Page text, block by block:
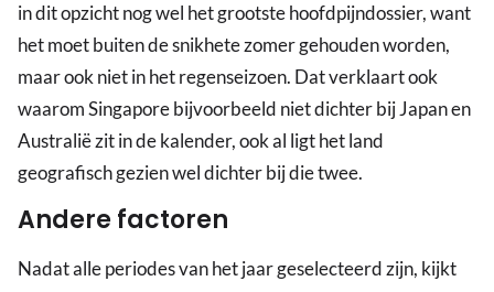
in dit opzicht nog wel het grootste hoofdpijndossier, want
het moet buiten de snikhete zomer gehouden worden,
maar ook niet in het regenseizoen. Dat verklaart ook
waarom Singapore bijvoorbeeld niet dichter bij Japan en
Australië zit in de kalender, ook al ligt het land
geografisch gezien wel dichter bij die twee.
Andere factoren
Nadat alle periodes van het jaar geselecteerd zijn, kijkt